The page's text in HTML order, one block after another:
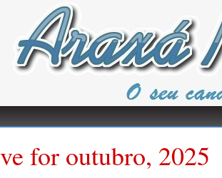
for outubro, 2025